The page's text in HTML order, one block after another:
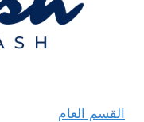
القسم العام